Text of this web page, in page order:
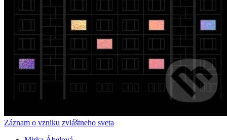
Záznam o vzniku zvláštneho sveta